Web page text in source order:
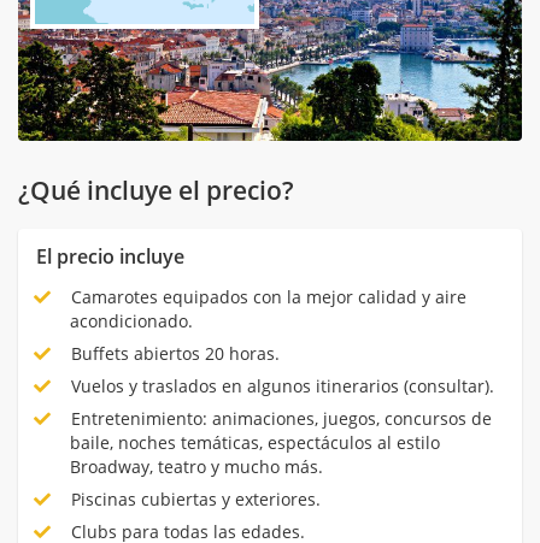
¿Qué incluye el precio?
El precio incluye
Camarotes equipados con la mejor calidad y aire
acondicionado.
Buffets abiertos 20 horas.
Vuelos y traslados en algunos itinerarios (consultar).
Entretenimiento: animaciones, juegos, concursos de
baile, noches temáticas, espectáculos al estilo
Broadway, teatro y mucho más.
Piscinas cubiertas y exteriores.
Clubs para todas las edades.